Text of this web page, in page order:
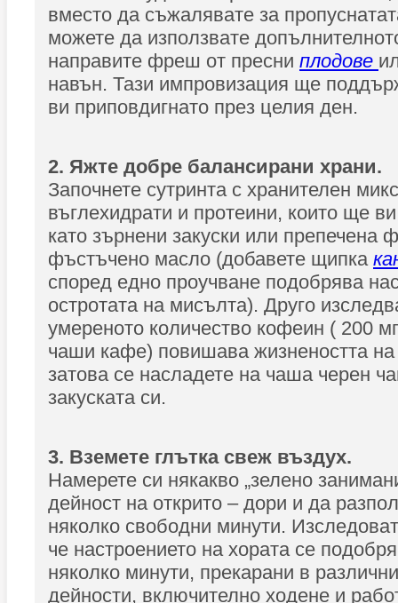
вместо да съжалявате за
можете да използвате
направите фреш от пресни плодове
навън. Тази импровизация ще
ви приповдигнато през целия ден.
2. Яжте добре балансирани храни.
Започнете сутринта с хранителен
въглехидрати и протеини, които ще
като зърнени закуски или препечена
фъстъчено масло (добавете щипка
според едно проучване подобрява
остротата на мисълта). Друго
умереното количество кофеин ( 200
чаши кафе) повишава жизнеността на
затова се насладете на чаша черен
закуската си.
3. Вземете глътка свеж въздух.
Намерете си някакво „зелено
дейност на открито – дори и да
няколко свободни минути.
че настроението на хората се
няколко минути, прекарани в
дейности, включително ходене и